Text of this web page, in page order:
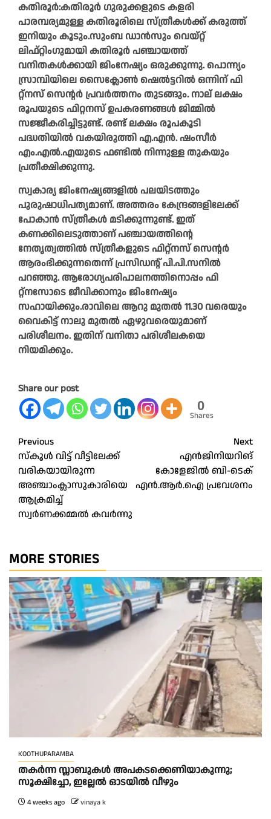
കതിരൂർ:കതിരൂർ ഗുരുക്കളുടെ കളരി
പാരമ്പര്യമുള്ള കതിരൂരിലെ സ്ത്രീകൾക്ക് കരുത്ത്
ഇനിയും കൂടും.സുംബ ഡാൻസും വെയ്റ്റ്
ലിഫ്റ്റിംഗുമായി കതിരൂർ പഞ്ചായത്ത്
വനിതകൾക്കായി ജിംനേഷ്യം ഒരുക്കുന്നു. പൊന്ന്യം
സ്രാമ്പിയിലെ സൈക്ലോൺ ഷെൽട്ടറിൽ ഒന്നിന് ഫി​
റ്റ്‌നസ് സെന്റർ പ്രവർത്തനം തുടങ്ങും. നാല് ലക്ഷം
രൂപയുടെ ഫി​റ്റനസ് ഉപകരണങ്ങൾ ജിമ്മിൽ
സജ്ജീകരിച്ചിട്ടുണ്ട്. രണ്ട് ലക്ഷം രൂപകൂടി
പദ്ധതിയിൽ വകയിരുത്തി എ.എൻ. ഷംസീർ
എം.എൽ.എയുടെ ഫണ്ടിൽ നിന്നുള്ള തുകയും
പ്രതീക്ഷിക്കുന്നു.
സ്വകാര്യ ജിംനേഷ്യങ്ങളിൽ പലയിടത്തും
പുരുഷാധിപത്യമാണ്. അത്തരം കേന്ദ്രങ്ങളിലേക്ക്
പോകാൻ സ്ത്രീകൾ മടിക്കുന്നുണ്ട്. ഇത്
കണക്കിലെടുത്താണ് പഞ്ചായത്തിന്റെ
നേതൃത്വത്തിൽ സ്ത്രീകളുടെ ഫി​റ്റ്‌നസ് സെന്റർ
ആരംഭിക്കുന്നതെന്ന് പ്രസിഡന്റ് പി.പി.സനിൽ
പറഞ്ഞു. ആരോഗ്യപരിപാലനത്തിനൊപ്പം ഫി​
റ്റ്നസോടെ ജീവിക്കാനും ജിംനേഷ്യം
സഹായിക്കും.രാവിലെ ആറു മുതൽ 11.30 വരെയും
വൈകിട്ട് നാലു മുതൽ ഏഴുവരെയുമാണ്
പരിശീലനം. ഇതിന് വനിതാ പരിശീലകയെ
നിയമിക്കും.
Share our post
0
Shares
Post
navigation
Previous
സ്‌കൂൾ വിട്ട് വീട്ടിലേക്ക്
വരികയായിരുന്ന
അഞ്ചാംക്ലാസുകാരിയെ
ആക്രമിച്ച്
സ്വർണക്കമ്മൽ കവർന്നു
Next
എൻജിനിയറിങ്
കോളേജിൽ ബി-ടെക്
എൻ.ആർ.ഐ പ്രവേശനം
MORE STORIES
KOOTHUPARAMBA
തകർന്ന സ്ലാബുകൾ അപകടക്കെണിയാകുന്നു;
സൂക്ഷിച്ചോ, ഇല്ലേൽ ഓടയിൽ വീഴും
4 weeks ago vinaya k